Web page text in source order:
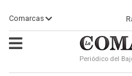
Comarcas
Periódico del